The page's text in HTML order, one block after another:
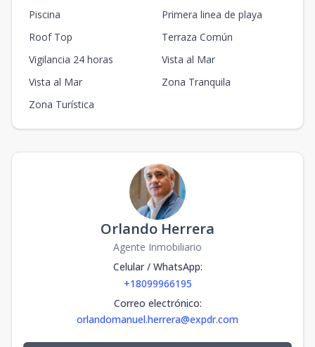
Piscina
Primera linea de playa
Roof Top
Terraza Común
Vigilancia 24 horas
Vista al Mar
Vista al Mar
Zona Tranquila
Zona Turística
Orlando Herrera
Agente Inmobiliario
Celular / WhatsApp:
+18099966195
Correo electrónico:
orlandomanuel.herrera@expdr.com